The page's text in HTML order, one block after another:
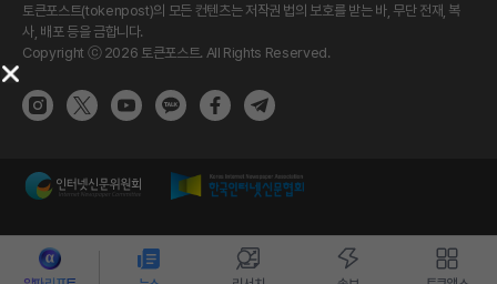
토큰포스트(tokenpost)의 모든 컨텐츠는 저작권 법의 보호를 받는 바, 무단 전재, 복
사, 배포 등을 금합니다.
Copyright ⓒ 2026 토큰포스트. All Rights Reserved.